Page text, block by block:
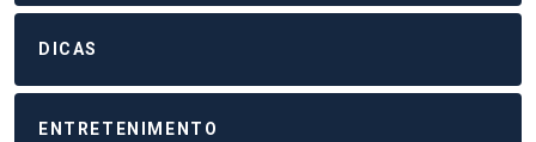
DICAS
ENTRETENIMENTO